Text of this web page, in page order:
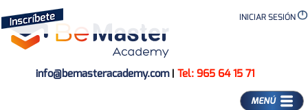
INICIAR SESIÓN
info@bemasteracademy.com| Tel: 965 64 15 71
MENÚ